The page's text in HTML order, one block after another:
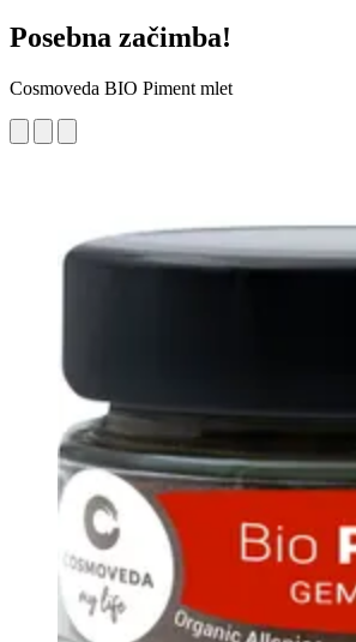
Posebna začimba!
Cosmoveda BIO Piment mlet